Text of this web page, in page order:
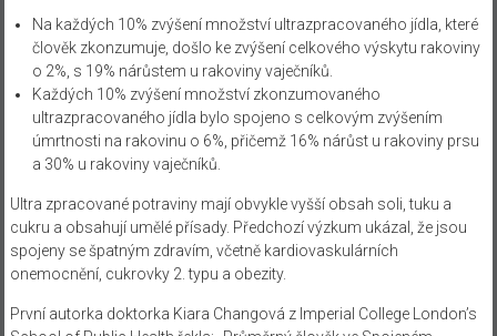
Na každých 10% zvýšení množství ultrazpracovaného jídla, které
člověk zkonzumuje, došlo ke zvýšení celkového výskytu rakoviny
o 2%, s 19% nárůstem u rakoviny vaječníků.
Každých 10% zvýšení množství zkonzumovaného
ultrazpracovaného jídla bylo spojeno s celkovým zvýšením
úmrtnosti na rakovinu o 6%, přičemž 16% nárůst u rakoviny prsu
a 30% u rakoviny vaječníků.
Ultra zpracované potraviny mají obvykle vyšší obsah soli, tuku a
cukru a obsahují umělé přísady. Předchozí výzkum ukázal, že jsou
spojeny se špatným zdravím, včetně kardiovaskulárních
onemocnění, cukrovky 2. typu a obezity.
První autorka doktorka Kiara Changová z Imperial College London’s